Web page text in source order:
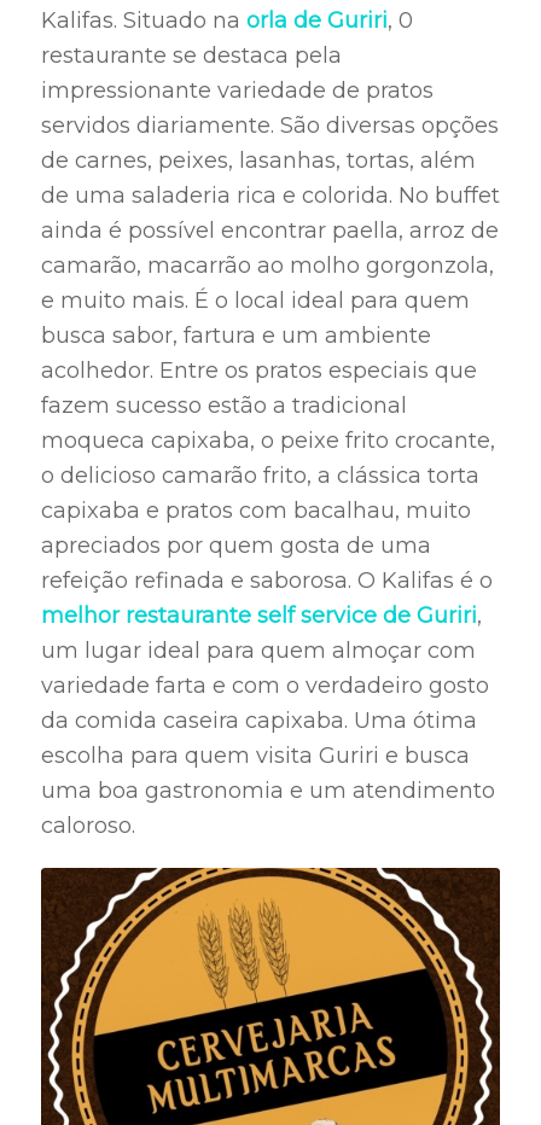
Kalifas. Situado na orla de Guriri, 0
restaurante se destaca pela
impressionante variedade de pratos
servidos diariamente. São diversas opções
de carnes, peixes, lasanhas, tortas, além
de uma saladeria rica e colorida. No buffet
ainda é possível encontrar paella, arroz de
camarão, macarrão ao molho gorgonzola,
e muito mais. É o local ideal para quem
busca sabor, fartura e um ambiente
acolhedor. Entre os pratos especiais que
fazem sucesso estão a tradicional
moqueca capixaba, o peixe frito crocante,
o delicioso camarão frito, a clássica torta
capixaba e pratos com bacalhau, muito
apreciados por quem gosta de uma
refeição refinada e saborosa. O Kalifas é o
melhor restaurante self service de Guriri,
um lugar ideal para quem almoçar com
variedade farta e com o verdadeiro gosto
da comida caseira capixaba. Uma ótima
escolha para quem visita Guriri e busca
uma boa gastronomia e um atendimento
caloroso.